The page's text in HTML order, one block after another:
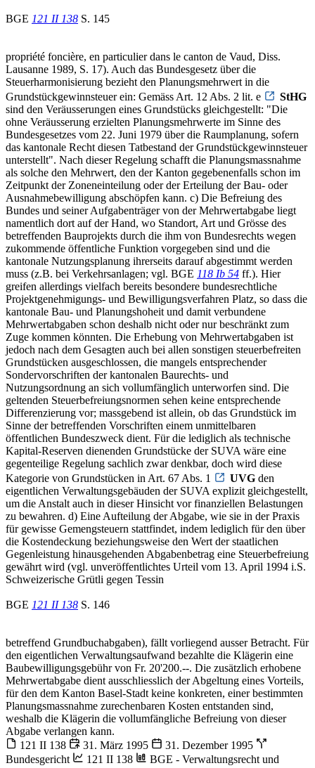
BGE 121 II 138 S. 145
propriété foncière, en particulier dans le canton de Vaud, Diss.
Lausanne 1989, S. 17). Auch das Bundesgesetz über die
Steuerharmonisierung bezieht den Planungsmehrwert in die
Grundstückgewinnsteuer ein: Gemäss Art. 12 Abs. 2 lit. e
StHG
sind den Veräusserungen eines Grundstücks gleichgestellt: "Die
ohne Veräusserung erzielten Planungsmehrwerte im Sinne des
Bundesgesetzes vom 22. Juni 1979 über die Raumplanung, sofern
das kantonale Recht diesen Tatbestand der Grundstückgewinnsteuer
unterstellt". Nach dieser Regelung schafft die Planungsmassnahme
als solche den Mehrwert, den der Kanton gegebenenfalls schon im
Zeitpunkt der Zoneneinteilung oder der Erteilung der Bau- oder
Ausnahmebewilligung abschöpfen kann. c) Die Befreiung des
Bundes und seiner Aufgabenträger von der Mehrwertabgabe liegt
namentlich dort auf der Hand, wo Standort, Art und Grösse des
betreffenden Bauprojekts durch die ihm von Bundesrechts wegen
zukommende öffentliche Funktion vorgegeben sind und die
kantonale Nutzungsplanung ihrerseits darauf abgestimmt werden
muss (z.B. bei Verkehrsanlagen; vgl. BGE 118 Ib 54 ff.). Hier
greifen allerdings vielfach bereits besondere bundesrechtliche
Projektgenehmigungs- und Bewilligungsverfahren Platz, so dass die
kantonale Bau- und Planungshoheit und damit verbundene
Mehrwertabgaben schon deshalb nicht oder nur beschränkt zum
Zuge kommen könnten. Die Erhebung von Mehrwertabgaben ist
jedoch nach dem Gesagten auch bei allen sonstigen steuerbefreiten
Grundstücken ausgeschlossen, die mangels entsprechender
Sondervorschriften der kantonalen Baurechts- und
Nutzungsordnung an sich vollumfänglich unterworfen sind. Die
geltenden Steuerbefreiungsnormen sehen keine entsprechende
Differenzierung vor; massgebend ist allein, ob das Grundstück im
Sinne der betreffenden Vorschriften einem unmittelbaren
öffentlichen Bundeszweck dient. Für die lediglich als technische
Kapital-Reserven dienenden Grundstücke der SUVA wäre eine
gegenteilige Regelung sachlich zwar denkbar, doch wird diese
Kategorie von Grundstücken in Art. 67 Abs. 1
UVG den
eigentlichen Verwaltungsgebäuden der SUVA explizit gleichgestellt,
um die Anstalt auch in dieser Hinsicht vor finanziellen Belastungen
zu bewahren. d) Eine Aufteilung der Abgabe, wie sie in der Praxis
für gewisse Gemengsteuern stattfindet, indem lediglich für den über
die Kostendeckung beziehungsweise den Wert der staatlichen
Gegenleistung hinausgehenden Abgabenbetrag eine Steuerbefreiung
gewährt wird (vgl. unveröffentlichtes Urteil vom 13. April 1994 i.S.
Schweizerische Grütli gegen Tessin
BGE 121 II 138 S. 146
betreffend Grundbuchabgaben), fällt vorliegend ausser Betracht. Für
den eigentlichen Verwaltungsaufwand bezahlte die Klägerin eine
Baubewilligungsgebühr von Fr. 20'200.--. Die zusätzlich erhobene
Mehrwertabgabe dient ausschliesslich der Abgeltung eines Vorteils,
für den dem Kanton Basel-Stadt keine konkreten, einer bestimmten
Planungsmassnahme zurechenbaren Kosten entstanden sind,
weshalb die Klägerin die vollumfängliche Befreiung von dieser
Abgabe verlangen kann.
121 II 138
31. März 1995
31. Dezember 1995
Bundesgericht
121 II 138
BGE - Verwaltungsrecht und